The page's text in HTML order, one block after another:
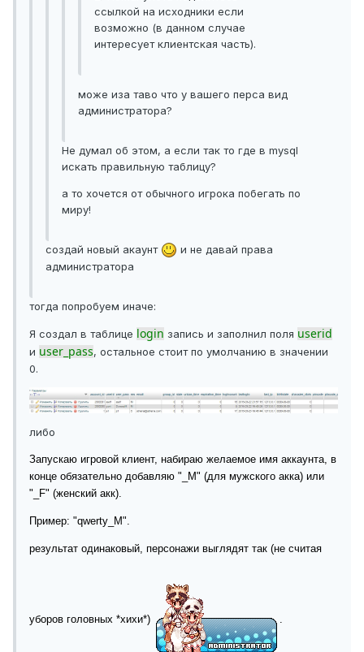
ссылкой на исходники если
возможно (в данном случае
интересует клиентская часть).
може иза таво что у вашего перса вид
администратора?
Не думал об этом, а если так то где в mysql
искать правильную таблицу?
а то хочется от обычного игрока побегать по
миру!
создай новый акаунт
и не давай права
администратора
тогда попробуем иначе:
Я создал в таблице login запись и заполнил поля userid
и user_pass, остальное стоит по умолчанию в значении
0.
либо
Запускаю игровой клиент, набираю желаемое имя аккаунта, в
конце обязательно добавляю "_M" (для мужского акка) или
"_F" (женский акк).
Пример: "qwerty_M".
результат одинаковый, персонажи выглядят так (не считая
уборов головных *хихи*)